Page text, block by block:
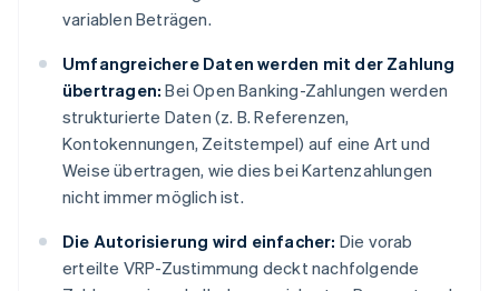
variablen Beträgen.
Umfangreichere Daten werden mit der Zahlung
übertragen: Bei Open Banking-Zahlungen werden
strukturierte Daten (z. B. Referenzen,
Kontokennungen, Zeitstempel) auf eine Art und
Weise übertragen, wie dies bei Kartenzahlungen
nicht immer möglich ist.
Die Autorisierung wird einfacher: Die vorab
erteilte VRP-Zustimmung deckt nachfolgende